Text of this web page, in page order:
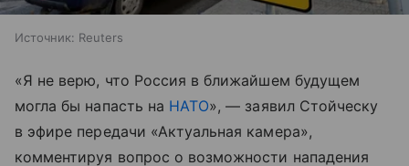
Источник: Reuters
«Я не верю, что Россия в ближайшем будущем
могла бы напасть на НАТО», — заявил Стойческу
в эфире передачи «Актуальная камера»,
комментируя вопрос о возможности нападения